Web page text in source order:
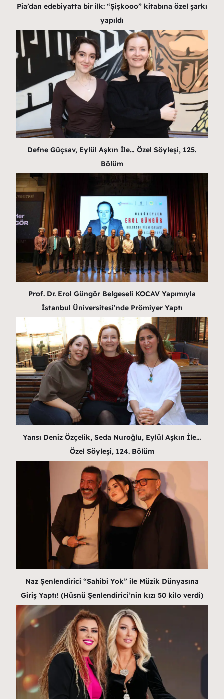
Pia’dan edebiyatta bir ilk: “Şişkooo” kitabına özel şarkı
yapıldı
Defne Güçsav, Eylül Aşkın İle… Özel Söyleşi, 125.
Bölüm
Prof. Dr. Erol Güngör Belgeseli KOCAV Yapımıyla
İstanbul Üniversitesi’nde Prömiyer Yaptı
Yansı Deniz Özçelik, Seda Nuroğlu, Eylül Aşkın İle…
Özel Söyleşi, 124. Bölüm
Naz Şenlendirici “Sahibi Yok” ile Müzik Dünyasına
Giriş Yaptı! (Hüsnü Şenlendirici’nin kızı 50 kilo verdi)